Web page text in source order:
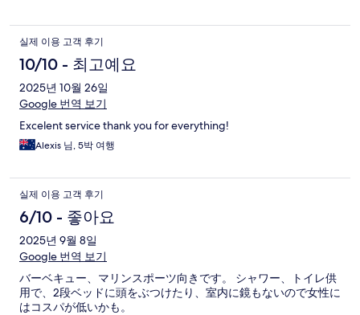
실제 이용 고객 후기
10/10 - 최고예요
2025년 10월 26일
Google 번역 보기
Excelent service thank you for everything!
Alexis 님, 5박 여행
실제 이용 고객 후기
6/10 - 좋아요
2025년 9월 8일
Google 번역 보기
バーベキュー、マリンスポーツ向きです。 シャワー、トイレ供
用で、2段ベッドに頭をぶつけたり、室内に鏡もないので女性に
はコスパが低いかも。